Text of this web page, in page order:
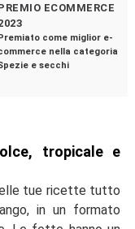
ECOMMERCE
come miglior e-
nella categoria
e secchi
tropicale e
tue ricette tutto
in un formato